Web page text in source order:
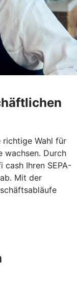
Wahl für
wachsen. Durch
Ihren SEPA-
Mit der